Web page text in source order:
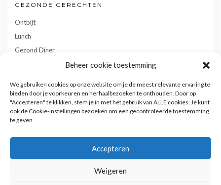
Beheer cookie toestemming
We gebruiken cookies op onze website om je de meest relevante ervaring te
bieden door je voorkeuren en herhaalbezoeken te onthouden. Door op
"Accepteren" te klikken, stem je in met het gebruik van ALLE cookies. Je kunt
ook de Cookie-instellingen bezoeken om een gecontroleerde toestemming
te geven.
Accepteren
Weigeren
GEZONDE GERECHTEN
Ontbijt
Lunch
Gezond Diner
Gebak
Privacy- en cookiebeleid